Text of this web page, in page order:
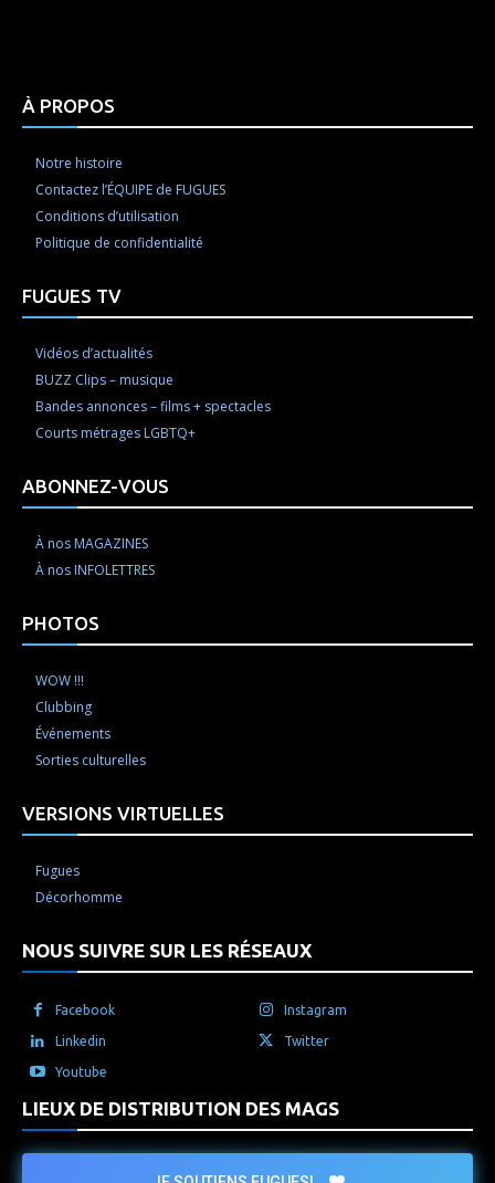
À PROPOS
Notre histoire
Contactez l’ÉQUIPE de FUGUES
Conditions d’utilisation
Politique de confidentialité
FUGUES TV
Vidéos d’actualités
BUZZ Clips – musique
Bandes annonces – films + spectacles
Courts métrages LGBTQ+
ABONNEZ-VOUS
À nos MAGAZINES
À nos INFOLETTRES
PHOTOS
WOW !!!
Clubbing
Événements
Sorties culturelles
VERSIONS VIRTUELLES
Fugues
Décorhomme
NOUS SUIVRE SUR LES RÉSEAUX
Facebook Instagram
Linkedin Twitter
Youtube
LIEUX DE DISTRIBUTION DES MAGS